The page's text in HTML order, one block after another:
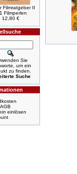
Filmratgeber II
Filmperlen
12,80 €
Sie
um ein
zu finden.
Suche
einlösen